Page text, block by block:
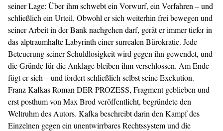
seiner Lage: Über ihm schwebt ein Vorwurf, ein Verfahren – und
schließlich ein Urteil. Obwohl er sich weiterhin frei bewegen und
seiner Arbeit in der Bank nachgehen darf, gerät er immer tiefer in
das alptraumhafte Labyrinth einer surrealen Bürokratie. Jede
Beteuerung seiner Schuldlosigkeit wird gegen ihn gewendet, und
die Gründe für die Anklage bleiben ihm verschlossen. Am Ende
fügt er sich – und fordert schließlich selbst seine Exekution.
Franz Kafkas Roman DER PROZESS, Fragment geblieben und
erst posthum von Max Brod veröffentlicht, begründete den
Weltruhm des Autors. Kafka beschreibt darin den Kampf des
Einzelnen gegen ein unentwirrbares Rechtssystem und die